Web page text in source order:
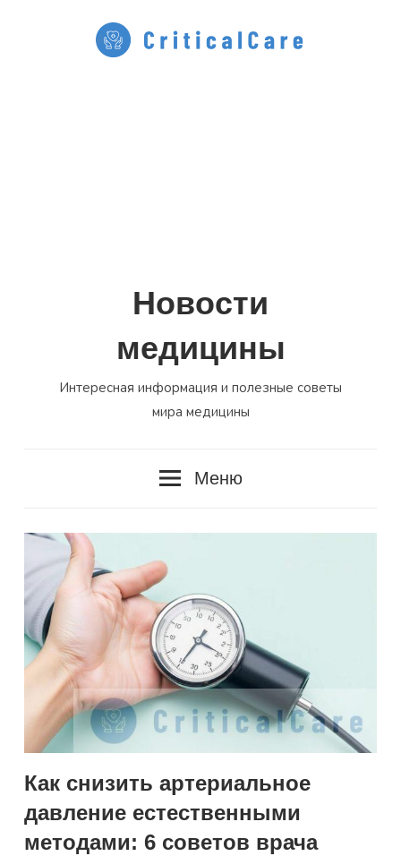
Новости
медицины
Интересная информация и полезные советы
мира медицины
Меню
Как снизить артериальное
давление естественными
методами: 6 советов врача